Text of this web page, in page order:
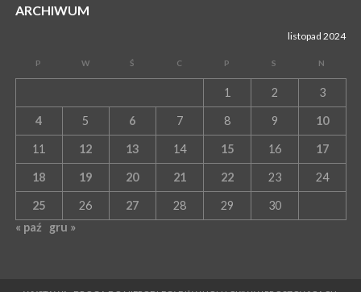
ARCHIWUM
listopad 2024
P W Ś C P S N
1 2 3
4 5 6 7 8 9 10
11 12 13 14 15 16 17
18 19 20 21 22 23 24
25 26 27 28 29
30
« paź
gru »